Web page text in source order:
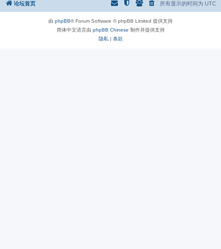
论坛首页 所有显示的时间为 UTC
由 phpBB® Forum Software © phpBB Limited 提供支持
简体中文语言由 phpBB Chinese 制作并提供支持
隐私 | 条款